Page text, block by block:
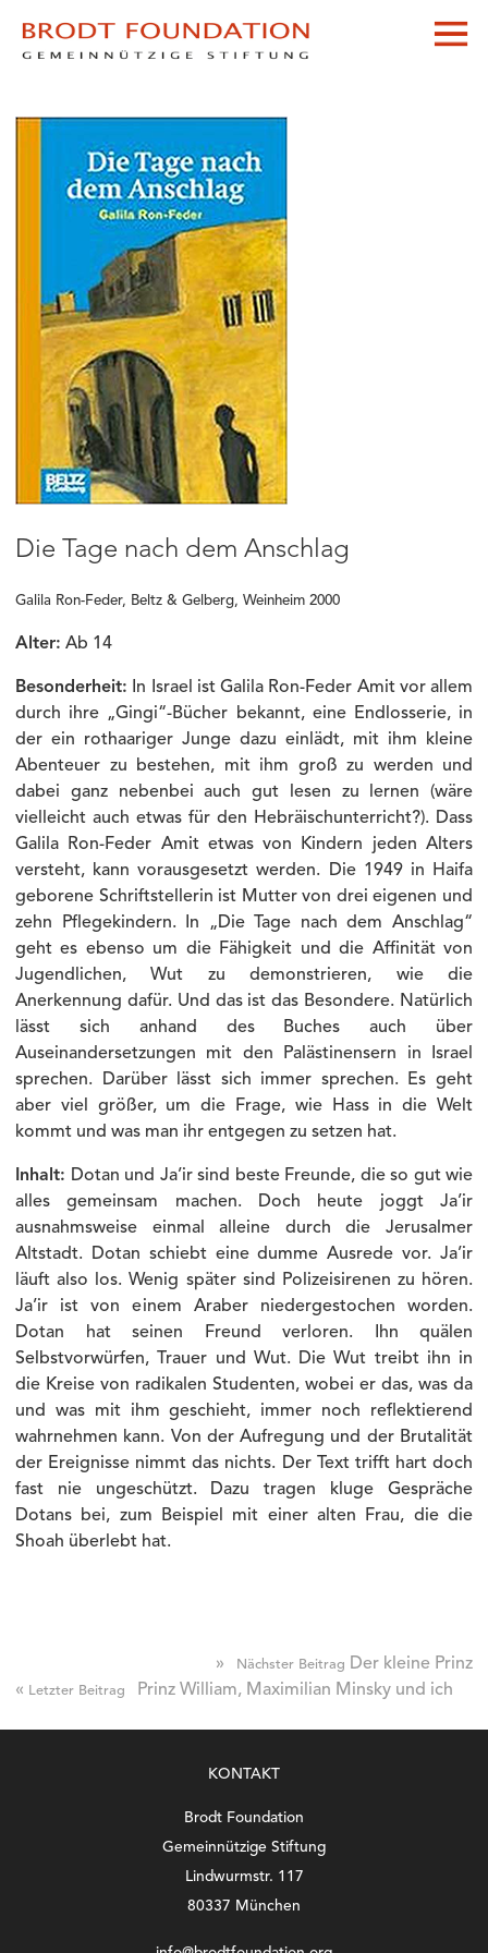
Die Tage nach dem Anschlag
Galila Ron-Feder, Beltz & Gelberg, Weinheim 2000
Alter: Ab 14
Besonderheit: In Israel ist Galila Ron-Feder Amit vor allem
durch ihre „Gingi“-Bücher bekannt, eine Endlosserie, in
der ein rothaariger Junge dazu einlädt, mit ihm kleine
Abenteuer zu bestehen, mit ihm groß zu werden und
dabei ganz nebenbei auch gut lesen zu lernen (wäre
vielleicht auch etwas für den Hebräischunterricht?). Dass
Galila Ron-Feder Amit etwas von Kindern jeden Alters
versteht, kann vorausgesetzt werden. Die 1949 in Haifa
geborene Schriftstellerin ist Mutter von drei eigenen und
zehn Pflegekindern. In „Die Tage nach dem Anschlag“
geht es ebenso um die Fähigkeit und die Affinität von
Jugendlichen, Wut zu demonstrieren, wie die
Anerkennung dafür. Und das ist das Besondere. Natürlich
lässt sich anhand des Buches auch über
Auseinandersetzungen mit den Palästinensern in Israel
sprechen. Darüber lässt sich immer sprechen. Es geht
aber viel größer, um die Frage, wie Hass in die Welt
kommt und was man ihr entgegen zu setzen hat.
Inhalt: Dotan und Ja’ir sind beste Freunde, die so gut wie
alles gemeinsam machen. Doch heute joggt Ja’ir
ausnahmsweise einmal alleine durch die Jerusalmer
Altstadt. Dotan schiebt eine dumme Ausrede vor. Ja’ir
läuft also los. Wenig später sind Polizeisirenen zu hören.
Ja’ir ist von einem Araber niedergestochen worden.
Dotan hat seinen Freund verloren. Ihn quälen
Selbstvorwürfen, Trauer und Wut. Die Wut treibt ihn in
die Kreise von radikalen Studenten, wobei er das, was da
und was mit ihm geschieht, immer noch reflektierend
wahrnehmen kann. Von der Aufregung und der Brutalität
der Ereignisse nimmt das nichts. Der Text trifft hart doch
fast nie ungeschützt. Dazu tragen kluge Gespräche
Dotans bei, zum Beispiel mit einer alten Frau, die die
Shoah überlebt hat.
» Nächster Beitrag Der kleine Prinz
« Letzter Beitrag Prinz William, Maximilian Minsky und ich
KONTAKT
Brodt Foundation
Gemeinnützige Stiftung
Lindwurmstr. 117
80337 München